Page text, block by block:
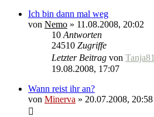
Ich bin dann mal weg
von Nemo » 11.08.2008, 20:02
10 Antworten
24510 Zugriffe
Letzter Beitrag von Tanja81
19.08.2008, 17:07
Wann reist ihr an?
von Minerva » 20.07.2008, 20:58